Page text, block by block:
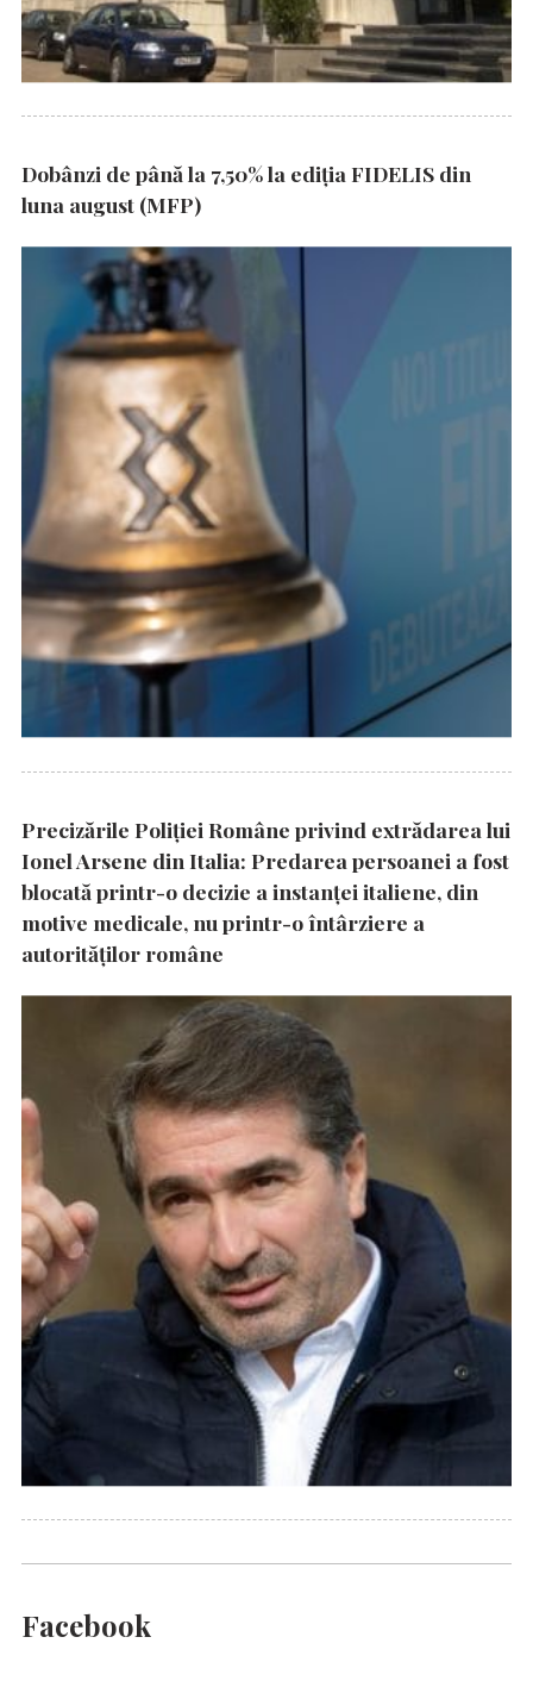
Dobânzi de până la 7,50% la ediția FIDELIS din
luna august (MFP)
Precizările Poliţiei Române privind extrădarea lui
Ionel Arsene din Italia: Predarea persoanei a fost
blocată printr-o decizie a instanţei italiene, din
motive medicale, nu printr-o întârziere a
autorităţilor române
Facebook